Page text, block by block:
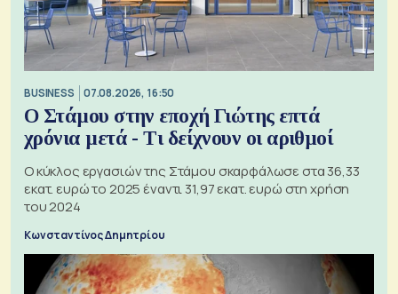
BUSINESS 07.08.2026, 16:50
Ο Στάμου στην εποχή Γιώτης επτά
χρόνια μετά - Τι δείχνουν οι αριθμοί
Ο κύκλος εργασιών της Στάμου σκαρφάλωσε στα 36,33
εκατ. ευρώ το 2025 έναντι 31,97 εκατ. ευρώ στη χρήση
του 2024
Κωνσταντίνος Δημητρίου